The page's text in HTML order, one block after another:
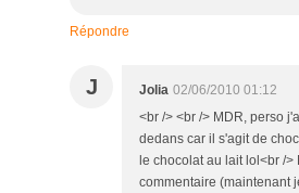
Répondre
J Jolia 02/06/2010 01:12
<br /> <br /> MDR, perso
dedans car il s'agit de
le chocolat au lait lol<br />
commentaire (maintenant